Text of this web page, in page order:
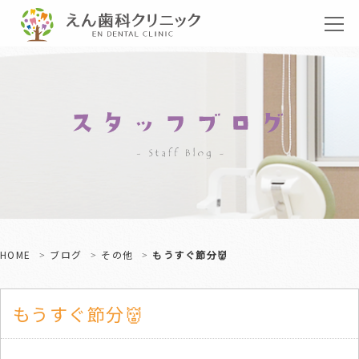
HOME ブログ その他 もうすぐ節分👹
もうすぐ節分👹